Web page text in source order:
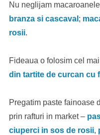
Nu neglijam
branza si cascaval ;
rosii.
Fideaua o folosim cel
din tartite de curcan cu
Pregatim paste fainoase
prin rafturi in market –
ciuperci in sos de rosii,